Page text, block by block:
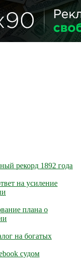
рекорд 1892 года
на усиление
плана о
на богатых
судом